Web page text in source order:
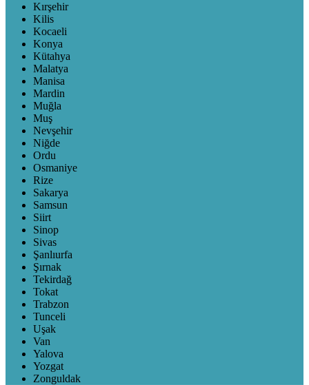
Kırşehir
Kilis
Kocaeli
Konya
Kütahya
Malatya
Manisa
Mardin
Muğla
Muş
Nevşehir
Niğde
Ordu
Osmaniye
Rize
Sakarya
Samsun
Siirt
Sinop
Sivas
Şanlıurfa
Şırnak
Tekirdağ
Tokat
Trabzon
Tunceli
Uşak
Van
Yalova
Yozgat
Zonguldak